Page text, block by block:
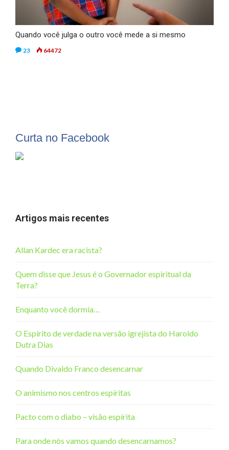
Quando você julga o outro você mede a si mesmo
23 64472
Curta no Facebook
Artigos mais recentes
Allan Kardec era racista?
Quem disse que Jesus é o Governador espiritual da
Terra?
Enquanto você dormia…
O Espírito de verdade na versão igrejista do Haroldo
Dutra Dias
Quando Divaldo Franco desencarnar
O animismo nos centros espíritas
Pacto com o diabo – visão espírita
Para onde nós vamos quando desencarnamos?